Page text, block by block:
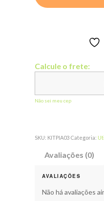
Calcule o frete:
Não sei meu cep
SKU: KITPIA03 Categoria:
Avaliações (0)
AVALIAÇÕES
Não há avaliações